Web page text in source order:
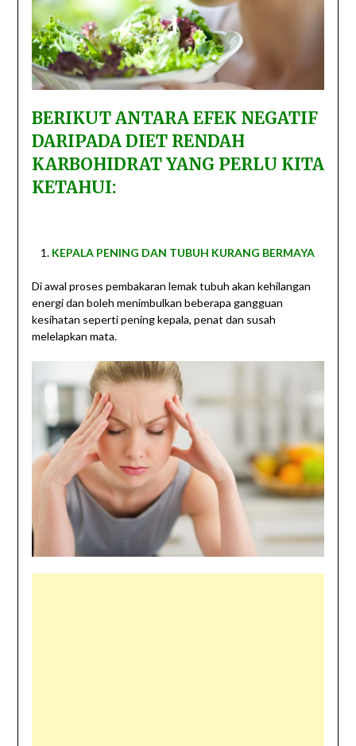
BERIKUT ANTARA EFEK NEGATIF
DARIPADA DIET RENDAH
KARBOHIDRAT YANG PERLU KITA
KETAHUI:
KEPALA PENING DAN TUBUH KURANG BERMAYA
Di awal proses pembakaran lemak tubuh akan kehilangan
energi dan boleh menimbulkan beberapa gangguan
kesihatan seperti pening kepala, penat dan susah
melelapkan mata.